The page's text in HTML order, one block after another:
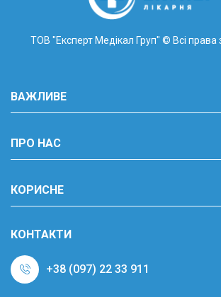
ТОВ "Експерт Медікал Груп" © Всі права
ВАЖЛИВЕ
ПРО НАС
КОРИСНЕ
КОНТАКТИ
+38 (097) 22 33 911